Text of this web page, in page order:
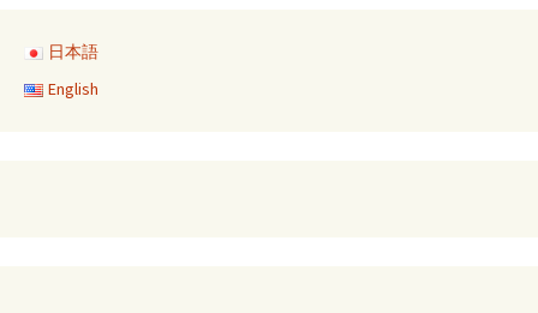
navigation
日本語
English